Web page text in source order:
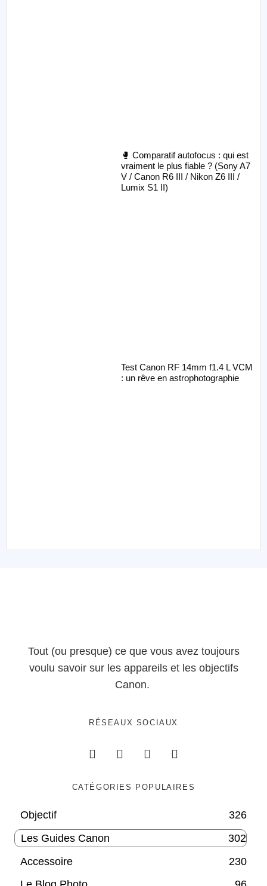
🥊 Comparatif autofocus : qui est
vraiment le plus fiable ? (Sony A7
V / Canon R6 III / Nikon Z6 III /
Lumix S1 II)
Test Canon RF 14mm f1.4 L VCM
: un rêve en astrophotographie
Tout (ou presque) ce que vous avez toujours
voulu savoir sur les appareils et les objectifs
Canon.
RÉSEAUX SOCIAUX
CATÉGORIES POPULAIRES
Objectif
326
Les Guides Canon
302
Accessoire
230